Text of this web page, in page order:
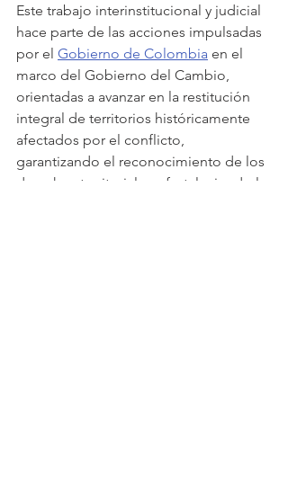
Este trabajo interinstitucional y judicial
hace parte de las acciones impulsadas
por el Gobierno de Colombia en el
marco del Gobierno del Cambio,
orientadas a avanzar en la restitución
integral de territorios históricamente
afectados por el conflicto,
garantizando el reconocimiento de los
derechos territoriales y fortaleciendo la